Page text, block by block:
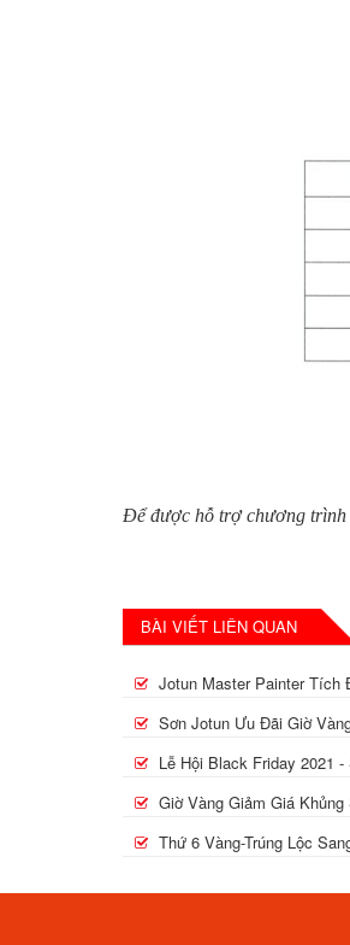
Để được hỗ trợ chương trình
BÀI VIẾT LIÊN QUAN
Jotun Master Painter Tích
Sơn Jotun Ưu Đãi Giờ
Lễ Hội Black Friday 2021
Giờ Vàng Giảm Giá
Thứ 6 Vàng-Trúng Lộc